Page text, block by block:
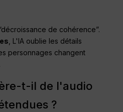
de cohérence”.
, L'IA oublie les détails
personnages changent
t-il de l'audio
?